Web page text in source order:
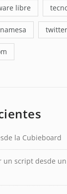
libre
twitter
la Cubieboard
un script desde